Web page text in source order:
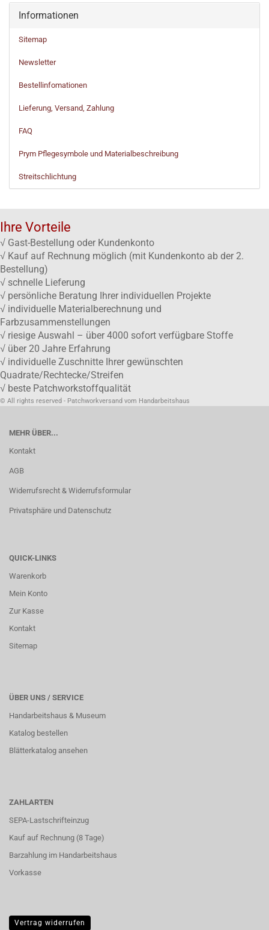
Informationen
Sitemap
Newsletter
Bestellinfomationen
Lieferung, Versand, Zahlung
FAQ
Prym Pflegesymbole und Materialbeschreibung
Streitschlichtung
Ihre Vorteile
√ Gast-Bestellung oder Kundenkonto
√ Kauf auf Rechnung möglich (mit Kundenkonto ab der 2.
Bestellung)
√ schnelle Lieferung
√ persönliche Beratung Ihrer individuellen Projekte
√ individuelle Materialberechnung und
Farbzusammenstellungen
√ riesige Auswahl – über 4000 sofort verfügbare Stoffe
√ über 20 Jahre Erfahrung
√ individuelle Zuschnitte Ihrer gewünschten
Quadrate/Rechtecke/Streifen
√ beste Patchworkstoffqualität
© All rights reserved - Patchworkversand vom Handarbeitshaus
MEHR ÜBER...
Kontakt
AGB
Widerrufsrecht & Widerrufsformular
Privatsphäre und Datenschutz
QUICK-LINKS
Warenkorb
Mein Konto
Zur Kasse
Kontakt
Sitemap
ÜBER UNS / SERVICE
Handarbeitshaus & Museum
Katalog bestellen
Blätterkatalog ansehen
ZAHLARTEN
SEPA-Lastschrifteinzug
Kauf auf Rechnung (8 Tage)
Barzahlung im Handarbeitshaus
Vorkasse
Vertrag widerrufen